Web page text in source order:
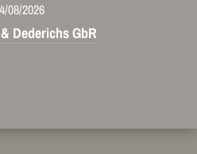
08/2026
Dederichs GbR